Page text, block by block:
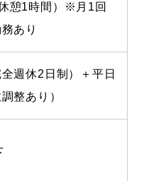
憩1時間）※月1回
あり
週休2日制）＋平日
整あり）